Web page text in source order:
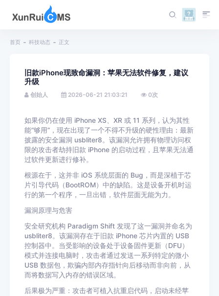
首页 科技动态 正文
旧款iPhone现致命漏洞：苹果无法软件修复，建议
升级
创始人 2026-06-21 21:03:21 0次
如果你仍在使用 iPhone XS、XR 或 11 系列，认为其性
能“够用”，现在出现了一个不得不升级的硬性理由：最新
披露的安全漏洞 usbliter8。该漏洞允许拥有物理访问权
限的攻击者劫持旧款 iPhone 的启动过程，且苹果无法通
过软件更新进行修补。
根源在于，这并非 iOS 系统层面的 Bug，而是深植于芯
片引导代码（BootROM）中的缺陷。这是设备开机时运
行的第一个程序，一旦出错，软件层面无能为力。
漏洞原理与危害
安全研究机构 Paradigm Shift 发现了这一漏洞并命名为
usbliter8。该漏洞存在于旧款 iPhone 芯片内置的 USB
控制器中。当受影响的设备处于设备固件更新（DFU）
模式并连接电脑时，攻击者通过发送一系列特定的微小
USB 数据包，欺骗内部内存指针向后移动而非向前，从
而将数据写入内存的错误区域。
后果极为严重：攻击者可植入抗重启代码，启动未经苹